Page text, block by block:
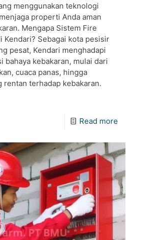
menggunakan teknologi
properti Anda aman
Mengapa Sistem Fire
Kendari? Sebagai kota pesisir
pesat, Kendari menghadapi
bahaya kebakaran, mulai dari
cuaca panas, hingga
rentan terhadap kebakaran.
Read more